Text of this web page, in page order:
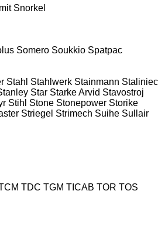
Snorkel
Somero Soukkio Spatpac
Stahl Stahlwerk Stainmann Staliniec
Star Starke Arvid Stavostroj
Stihl Stone Stonepower Storike
Striegel Strimech Suihe Sullair
TDC TGM TICAB TOR TOS